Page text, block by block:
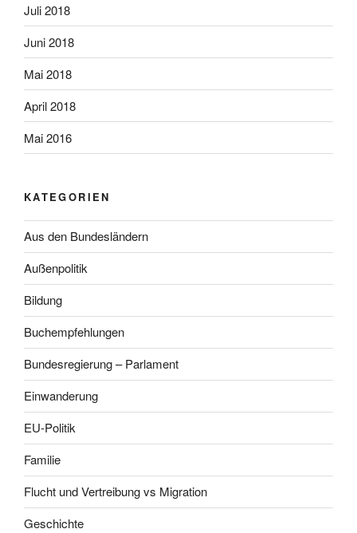
Juli 2018
Juni 2018
Mai 2018
April 2018
Mai 2016
KATEGORIEN
Aus den Bundesländern
Außenpolitik
Bildung
Buchempfehlungen
Bundesregierung – Parlament
Einwanderung
EU-Politik
Familie
Flucht und Vertreibung vs Migration
Geschichte